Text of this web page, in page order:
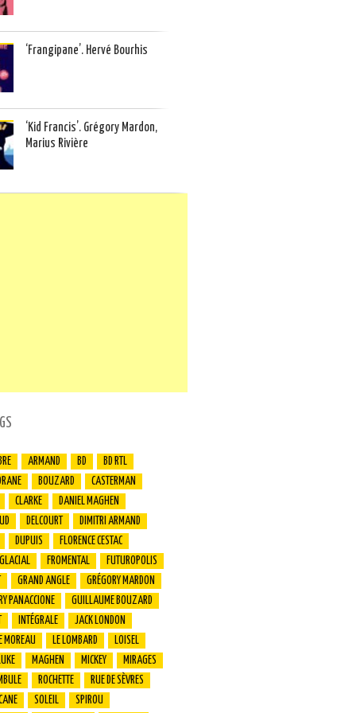
‘Frangipane’. Hervé Bourhis
‘Kid Francis’. Grégory Mardon,
Marius Rivière
ARMAND BD
BD RTL
BOUZARD
CASTERMAN
CLARKE
DANIEL MAGHEN
DELCOURT
DIMITRI ARMAND
DUPUIS
FLORENCE CESTAC
FROMENTAL
FUTUROPOLIS
GRAND ANGLE
GRÉGORY MARDON
PANACCIONE
GUILLAUME BOUZARD
INTÉGRALE
JACK LONDON
MOREAU
LE LOMBARD
LOISEL
MAGHEN MICKEY
MIRAGES
ROCHETTE
RUE DE SÈVRES
SOLEIL SPIROU